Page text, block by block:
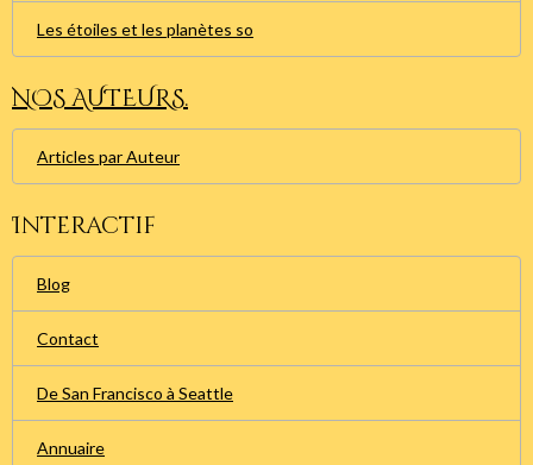
Les étoiles et les planètes so
NOS AUTEURS.
Articles par Auteur
Interactif
Blog
Contact
De San Francisco à Seattle
Annuaire